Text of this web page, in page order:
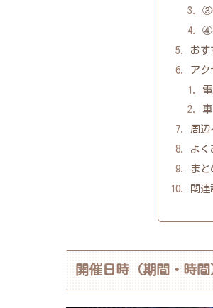
④
おす
アク
周辺
よく
まと
関連
開催日時（期間・時間